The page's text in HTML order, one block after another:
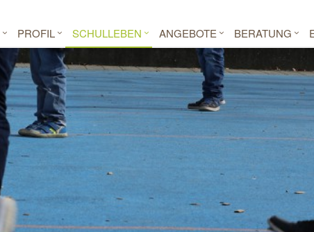
PROFIL SCHULLEBEN ANGEBOTE BERATUNG